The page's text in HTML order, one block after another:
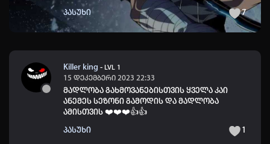
პასუხი 7
Killer king - LVL 1
15 დეკემბერი 2023 22:33
მადლობა გახმოვანებისთვის ყველა კაი
ანემეს სეზონი გამოდის და მადლობა
ამისთვის ❤️❤️❤️👍👍
პასუხი 1